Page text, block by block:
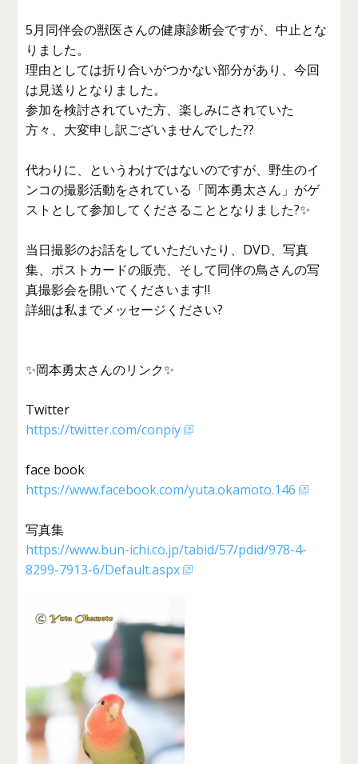
5月同伴会の獣医さんの健康診断会ですが、中止とな
りました。
理由としては折り合いがつかない部分があり、今回
は見送りとなりました。
参加を検討されていた方、楽しみにされていた
方々、大変申し訳ございませんでした??
代わりに、というわけではないのですが、野生のイ
ンコの撮影活動をされている「岡本勇太さん」がゲ
ストとして参加してくださることとなりました?✨
当日撮影のお話をしていただいたり、DVD、写真
集、ポストカードの販売、そして同伴の鳥さんの写
真撮影会を開いてくださいます‼️
詳細は私までメッセージください?
✨岡本勇太さんのリンク✨
Twitter
https://twitter.com/conpiy
face book
https://www.facebook.com/yuta.okamoto.146
写真集
https://www.bun-ichi.co.jp/tabid/57/pdid/978-4-
8299-7913-6/Default.aspx